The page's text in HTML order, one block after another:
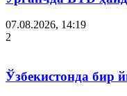
07.08.2026, 14:19
2
Ўзбекистонда бир